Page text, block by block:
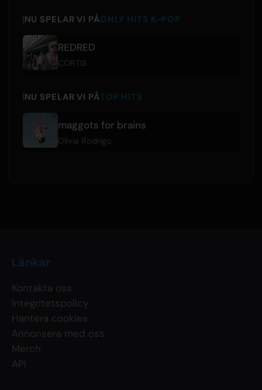
NU SPELAR VI PÅONLY HITS K-POP
REDRED
CORTIS
NU SPELAR VI PÅTOP HITS
maggots for brains
Olivia Rodrigo
Länkar
Kontakta oss
Integritetspolicy
Hantera cookies
Annonsera med oss
Merch
API